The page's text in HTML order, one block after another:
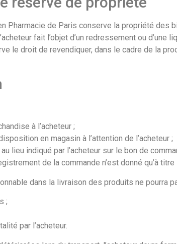
Pharmacie de Paris conserve la propriété des
fait l’objet d’un redressement ou d’une
le droit de revendiquer, dans le cadre de la
à l’acheteur ;
en magasin à l’attention de l’acheteur ;
lieu indiqué par l’acheteur sur le bon de
de la commande n’est donné qu’à
dans la livraison des produits ne pourra
;
par l’acheteur.